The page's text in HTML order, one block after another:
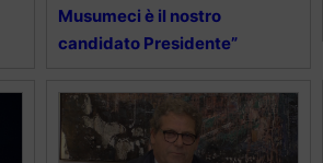
Musumeci è il nostro
candidato Presidente”